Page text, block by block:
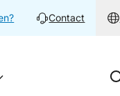
Contact